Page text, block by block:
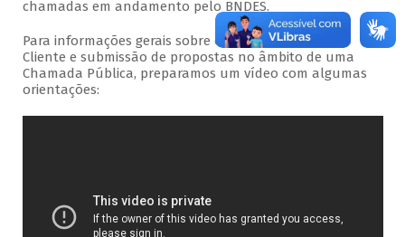
chamadas em andamento pelo BNDES.
Para informações gerais sobre o acesso ao Portal do
Cliente e submissão de propostas no âmbito de uma
Chamada Pública, preparamos um vídeo com algumas
orientações: